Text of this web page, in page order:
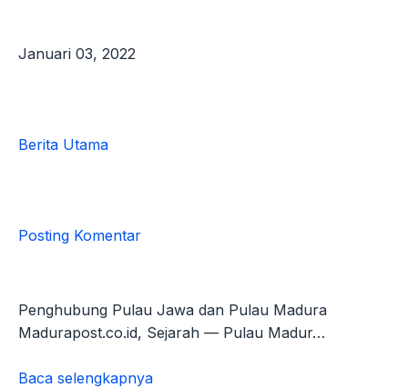
Januari 03, 2022
Berita Utama
Posting Komentar
Penghubung Pulau Jawa dan Pulau Madura
Madurapost.co.id, Sejarah — Pulau Madur…
Baca selengkapnya